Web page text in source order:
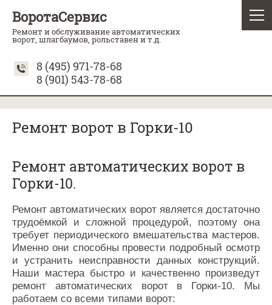
ВоротаСервис
Ремонт и обслуживание автоматических
ворот, шлагбаумов, рольставен и т.д.
8 (495) 971-78-68
8 (901) 543-78-68
Ремонт ворот в Горки-10
Ремонт автоматических ворот в
Горки-10.
Ремонт автоматических ворот является достаточно
трудоёмкой и сложной процедурой, поэтому она
требует периодического вмешательства мастеров.
Именно они способны провести подробный осмотр
и устранить неисправности данных конструкций.
Наши мастера быстро и качественно произведут
ремонт автоматических ворот в Горки-10. Мы
работаем со всеми типами ворот: